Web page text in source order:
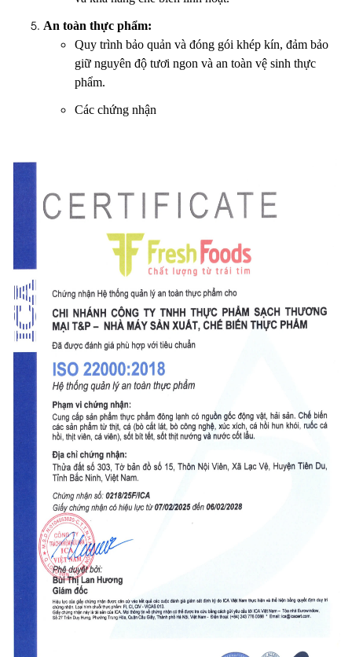
An toàn thực phẩm:
Quy trình bảo quản và đóng gói khép kín, đảm bảo
giữ nguyên độ tươi ngon và an toàn vệ sinh thực
phẩm.
Các chứng nhận